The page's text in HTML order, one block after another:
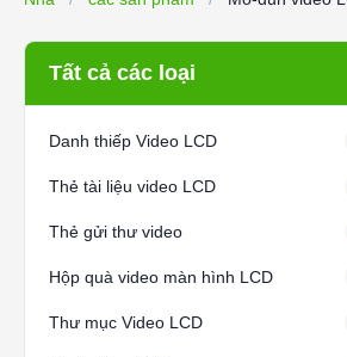
Tất cả các loại
Danh thiếp Video LCD
Thẻ tài liệu video LCD
Thẻ gửi thư video
Hộp quà video màn hình LCD
Thư mục Video LCD